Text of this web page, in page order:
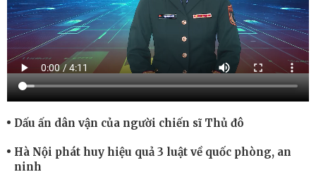
Dấu ấn dân vận của người chiến sĩ Thủ đô
Hà Nội phát huy hiệu quả 3 luật về quốc phòng, an
ninh